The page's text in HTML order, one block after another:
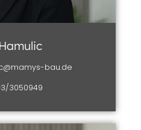
bau.de
3050949